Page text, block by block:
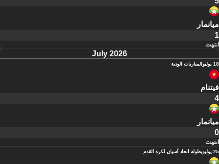
ميانمار
1
انتهت
July 2026
18 يوليو المباريات الودية
فيتنام
4
ميانمار
0
انتهت
25 يوليو بطولة اتحاد آسيان لكرة القدم